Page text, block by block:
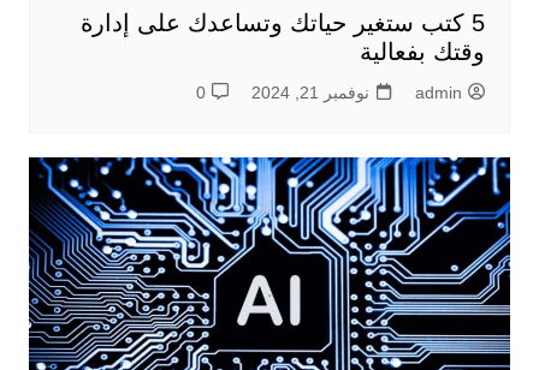
5 كتب ستغير حياتك وتساعدك على إدارة
وقتك بفعالية
admin نوفمبر 21, 2024 0